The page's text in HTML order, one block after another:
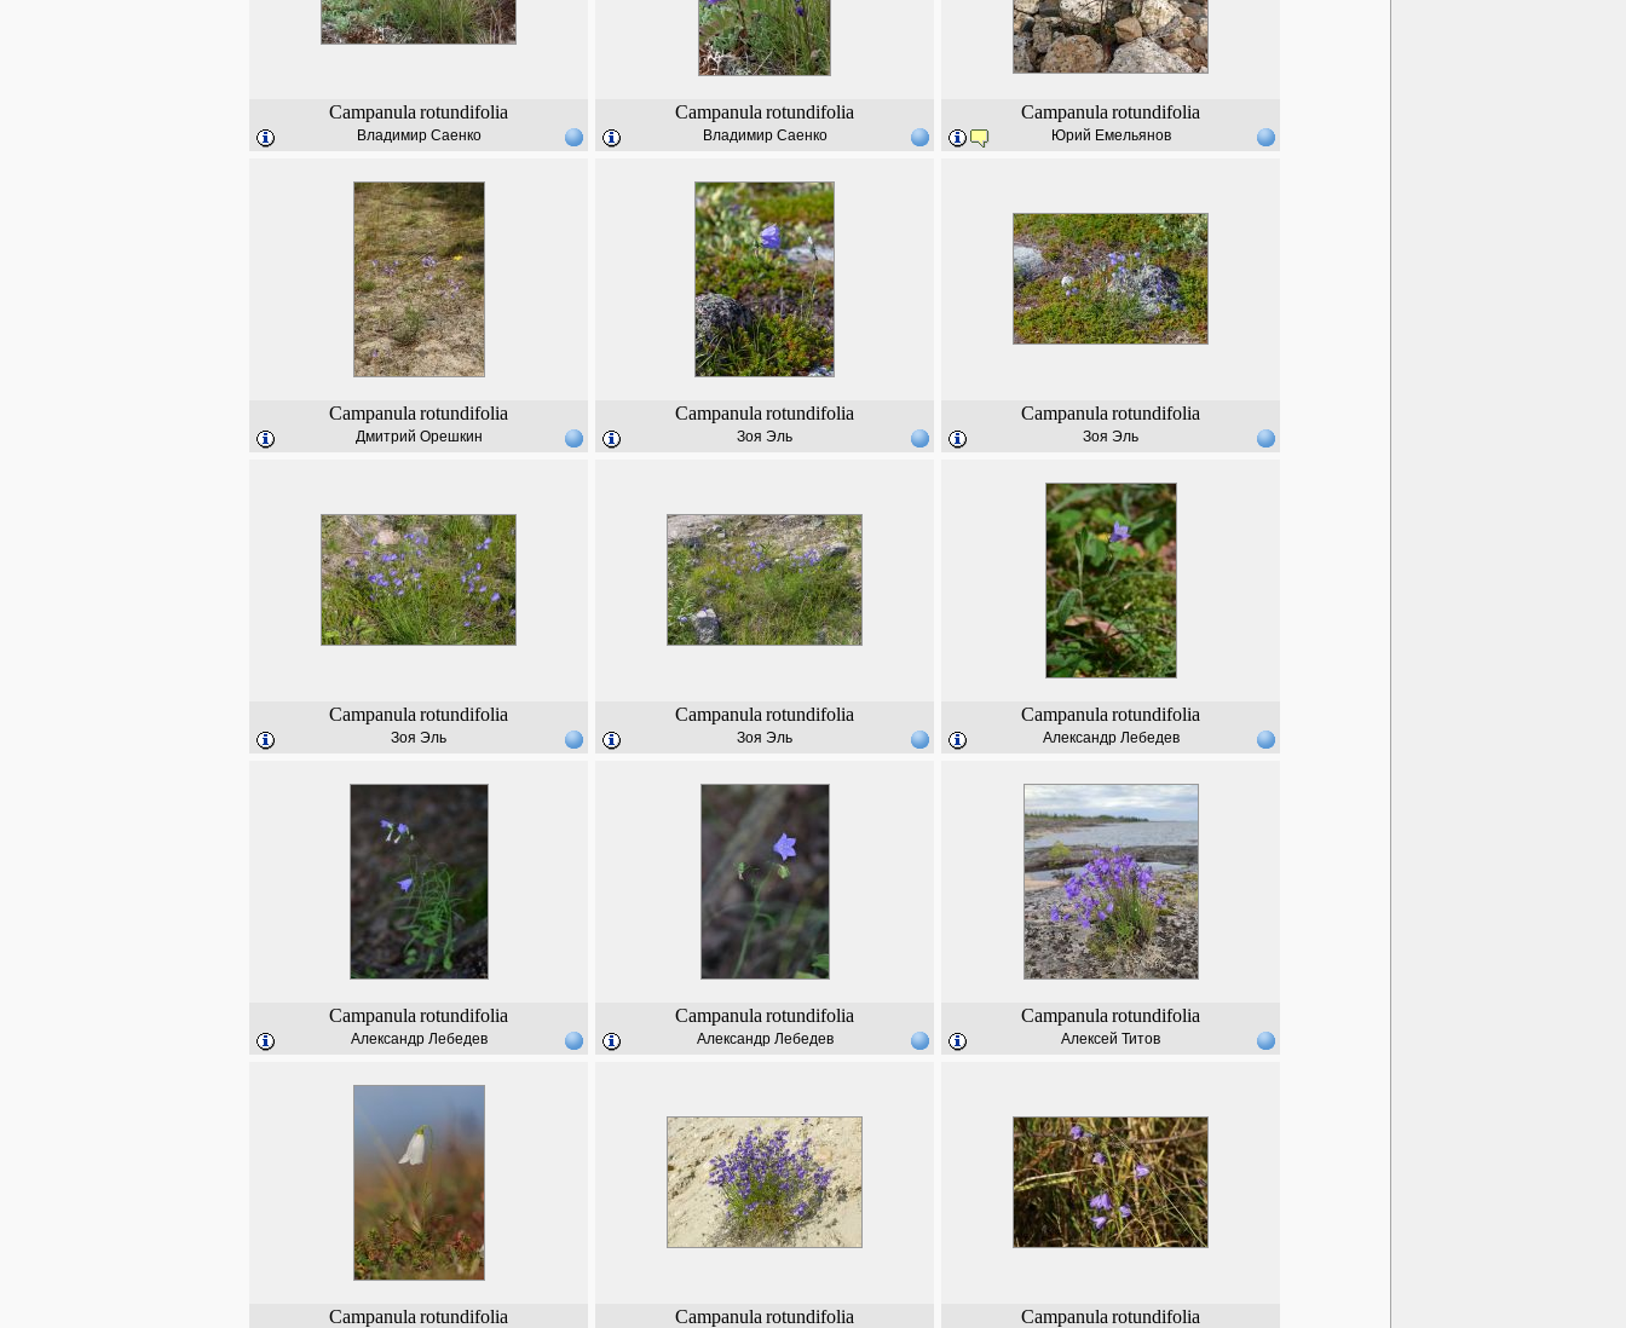
Campanula rotundifolia
Владимир Саенко
Campanula rotundifolia
Владимир Саенко
Campanula rotundifolia
Юрий Емельянов
Campanula rotundifolia
Дмитрий Орешкин
Campanula rotundifolia
Зоя Эль
Campanula rotundifolia
Зоя Эль
Campanula rotundifolia
Зоя Эль
Campanula rotundifolia
Зоя Эль
Campanula rotundifolia
Александр Лебедев
Campanula rotundifolia
Александр Лебедев
Campanula rotundifolia
Александр Лебедев
Campanula rotundifolia
Алексей Титов
Campanula rotundifolia Campanula rotundifolia Campanula rotundifolia